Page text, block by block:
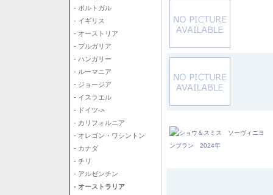
- ポルトガル
- イギリス
- オーストリア
- ブルガリア
- ハンガリー
- ルーマニア
- ジョージア
- イスラエル
- ドイツ->
- カリフォルニア
- オレゴン・ワシントン
- カナダ
- チリ
- アルゼンチン
- オーストラリア